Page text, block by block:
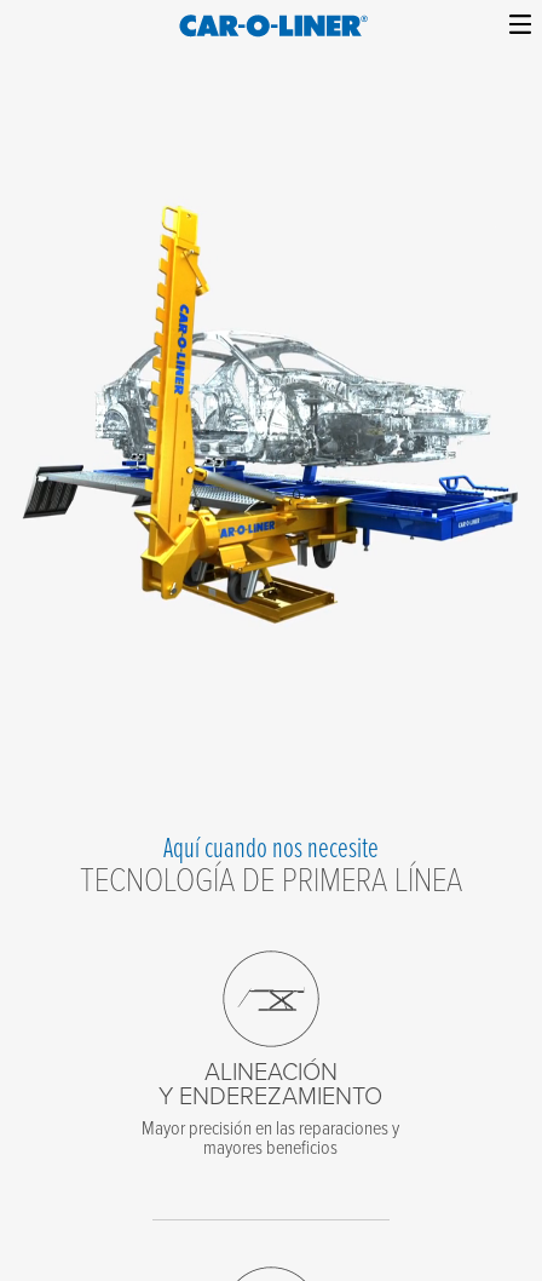
Car-
Collision
Aquí cuando nos necesite
TECNOLOGÍA DE PRIMERA LÍNEA
ALINEACIÓN
Y ENDEREZAMIENTO
Mayor precisión en las reparaciones y
mayores beneficios